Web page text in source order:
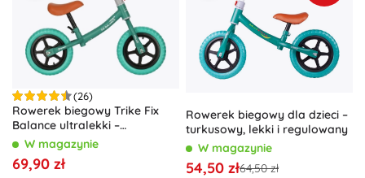
(26)
Rowerek biegowy Trike Fix
Balance ultralekki –
turkusowy
W magazynie
69,90 zł
Rowerek biegowy dla dzieci –
turkusowy, lekki i regulowany
W magazynie
54,50 zł64,50 zł